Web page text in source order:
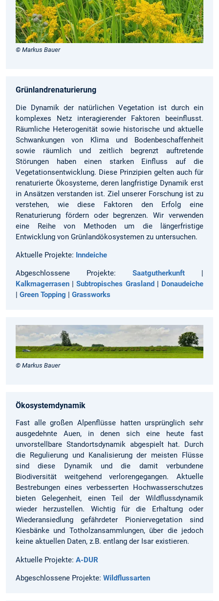
© Markus Bauer
Grünlandrenaturierung
Die Dynamik der natürlichen Vegetation ist durch ein
komplexes Netz interagierender Faktoren beeinflusst.
Räumliche Heterogenität sowie historische und aktuelle
Schwankungen von Klima und Bodenbeschaffenheit
sowie räumlich und zeitlich begrenzt auftretende
Störungen haben einen starken Einfluss auf die
Vegetationsentwicklung. Diese Prinzipien gelten auch für
renaturierte Ökosysteme, deren langfristige Dynamik erst
in Ansätzen verstanden ist. Ziel unserer Forschung ist zu
verstehen, wie diese Faktoren den Erfolg eine
Renaturierung fördern oder begrenzen. Wir verwenden
eine Reihe von Methoden um die längerfristige
Entwicklung von Grünlandökosystemen zu untersuchen.
Aktuelle Projekte: Inndeiche
Abgeschlossene Projekte: Saatgutherkunft |
Kalkmagerrasen |Subtropisches Grasland| Donaudeiche
| Green Topping | Grassworks
© Markus Bauer
Ökosystemdynamik
Fast alle großen Alpenflüsse hatten ursprünglich sehr
ausgedehnte Auen, in denen sich eine heute fast
unvorstellbare Standortsdynamik abgespielt hat. Durch
die Regulierung und Kanalisierung der meisten Flüsse
sind diese Dynamik und die damit verbundene
Biodiversität weitgehend verlorengegangen. Aktuelle
Bestrebungen eines verbesserten Hochwasserschutzes
bieten Gelegenheit, einen Teil der Wildflussdynamik
wieder herzustellen. Wichtig für die Erhaltung oder
Wiederansiedlung gefährdeter Pioniervegetation sind
Kiesbänke und Totholzansammlungen, über die jedoch
keine aktuellen Daten, z.B. entlang der Isar existieren.
Aktuelle Projekte: A-DUR
Abgeschlossene Projekte: Wildflussarten